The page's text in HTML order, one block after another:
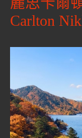
Carlton